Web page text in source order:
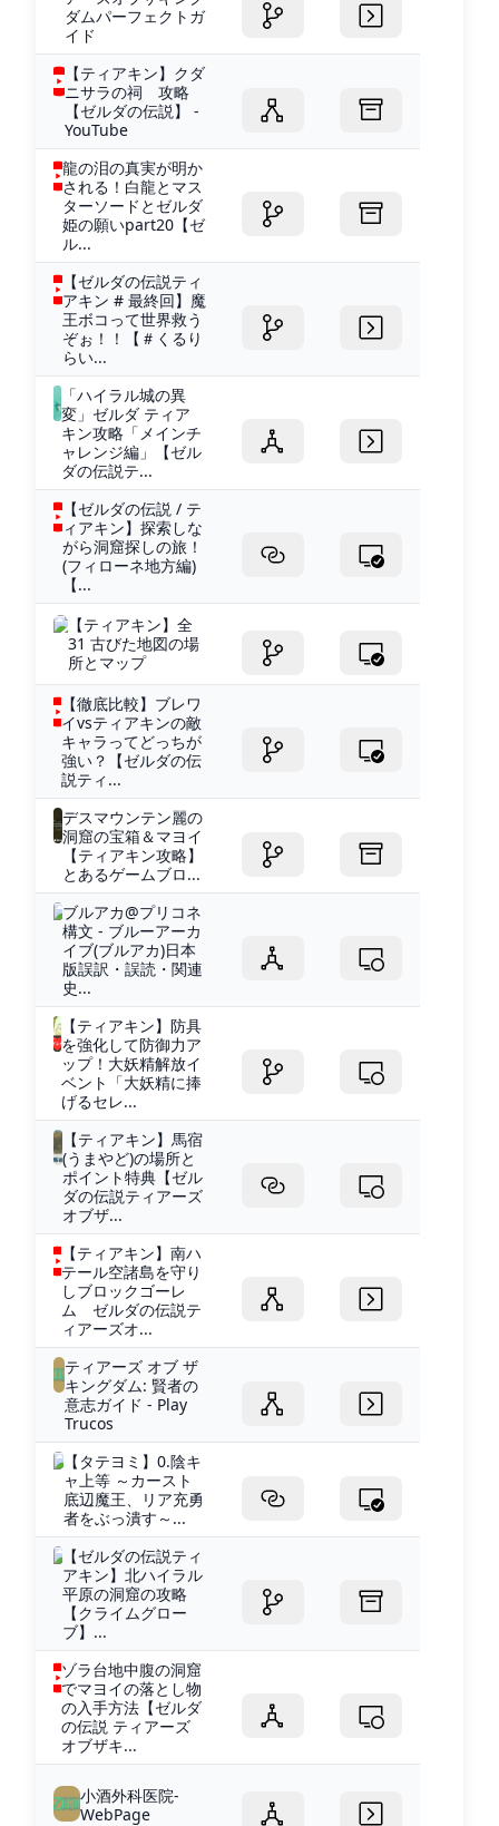
ダムパーフェクトガ
イド
【ティアキン】クダ
ニサラの祠 攻略
【ゼルダの伝説】 -
YouTube
龍の泪の真実が明か
される！白龍とマス
ターソードとゼルダ
姫の願いpart20【ゼ
ル...
【ゼルダの伝説ティ
アキン # 最終回】魔
王ボコって世界救う
ぞぉ！！【＃くるり
らい...
「ハイラル城の異
変」ゼルダ ティア
キン攻略「メインチ
ャレンジ編」【ゼル
ダの伝説テ...
【ゼルダの伝説 / テ
ィアキン】探索しな
がら洞窟探しの旅！
(フィローネ地方編)
【...
【ティアキン】全
31 古びた地図の場
所とマップ
【徹底比較】ブレワ
イvsティアキンの敵
キャラってどっちが
強い？【ゼルダの伝
説ティ...
デスマウンテン麗の
洞窟の宝箱＆マヨイ
【ティアキン攻略】
とあるゲームブロ...
ブルアカ@プリコネ
構文 - ブルーアーカ
イブ(ブルアカ)日本
版誤訳・誤読・関連
史...
【ティアキン】防具
を強化して防御力ア
ップ！大妖精解放イ
ベント「大妖精に捧
げるセレ...
【ティアキン】馬宿
(うまやど)の場所と
ポイント特典【ゼル
ダの伝説ティアーズ
オブザ...
【ティアキン】南ハ
テール空諸島を守り
しブロックゴーレ
ム ゼルダの伝説テ
ィアーズオ...
ティアーズ オブ ザ
キングダム: 賢者の
意志ガイド - Play
Trucos
【タテヨミ】0.陰キ
ャ上等 ～カースト
底辺魔王、リア充勇
者をぶっ潰す～...
【ゼルダの伝説ティ
アキン】北ハイラル
平原の洞窟の攻略
【クライムグロー
ブ】...
ゾラ台地中腹の洞窟
でマヨイの落とし物
の入手方法【ゼルダ
の伝説 ティアーズ
オブザキ...
小酒外科医院-
WebPage